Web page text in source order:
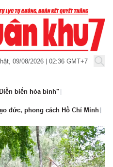
09/08/2026 | 02:36 GMT+7
biến hòa bình"|
đức, phong cách Hồ Chí Minh |